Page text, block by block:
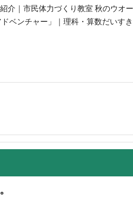
介｜市民体力づくり教室 秋のウオー
ベンチャー」｜理科・算数だいすき